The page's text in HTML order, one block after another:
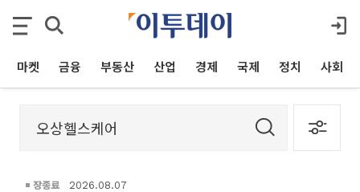
마켓 금융 부동산 산업 경제 국제 정치 사회
장종료 2026.08.07